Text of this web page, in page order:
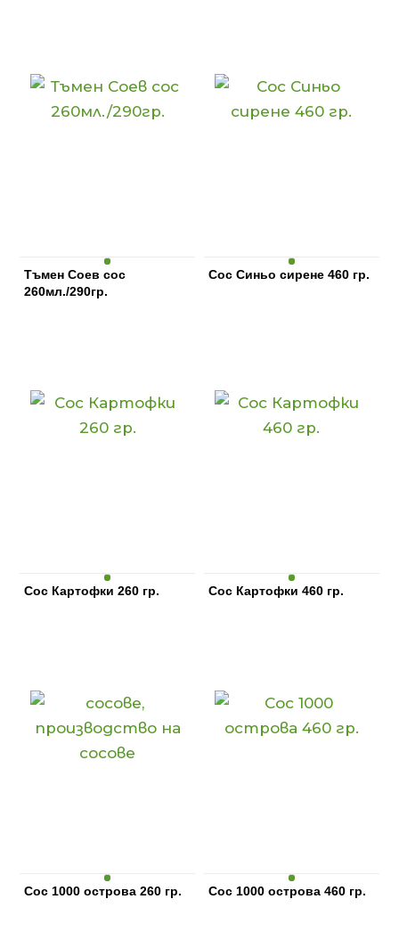
Вие. А чесновият ни сос отива на
всичко – пържени картофки, тиквички
разтапя в устата.
Експериментирайте с различен и
пристигат при Вас в практични
опаковки и готови да завършат с
финес и стил всяка Ваша гозба. ВИТАЛ –
Тъмен Соев сос
260мл./290гр.
Сос Синьо сирене 460 гр.
Сос Картофки 260 гр. Сос Картофки 460 гр.
Сос 1000 острова 260 гр. Сос 1000 острова 460 гр.